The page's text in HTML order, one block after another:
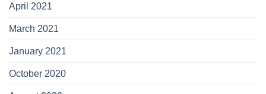
April 2021
March 2021
January 2021
October 2020